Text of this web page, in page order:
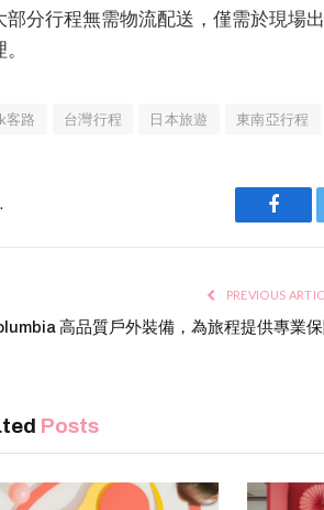
部分行程無需物流配送，僅需於現場
客路 台灣行程 日本旅遊 東南亞行程
PREVIOUS
高品質戶外裝備，為旅程提供專業
Posts